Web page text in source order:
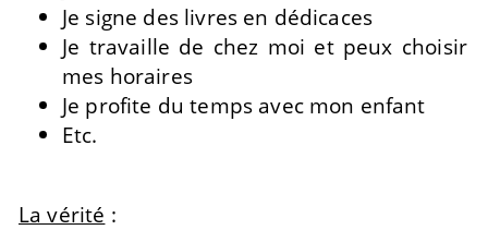
Je signe des livres en dédicaces
Je travaille de chez moi et peux choisir
mes horaires
Je profite du temps avec mon enfant
Etc.
La vérité :